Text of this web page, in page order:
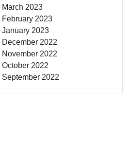
March 2023
February 2023
January 2023
December 2022
November 2022
October 2022
September 2022